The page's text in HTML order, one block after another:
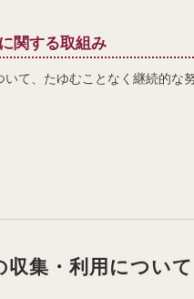
関する取組み
て、たゆむことなく継続的な
収集・利用について